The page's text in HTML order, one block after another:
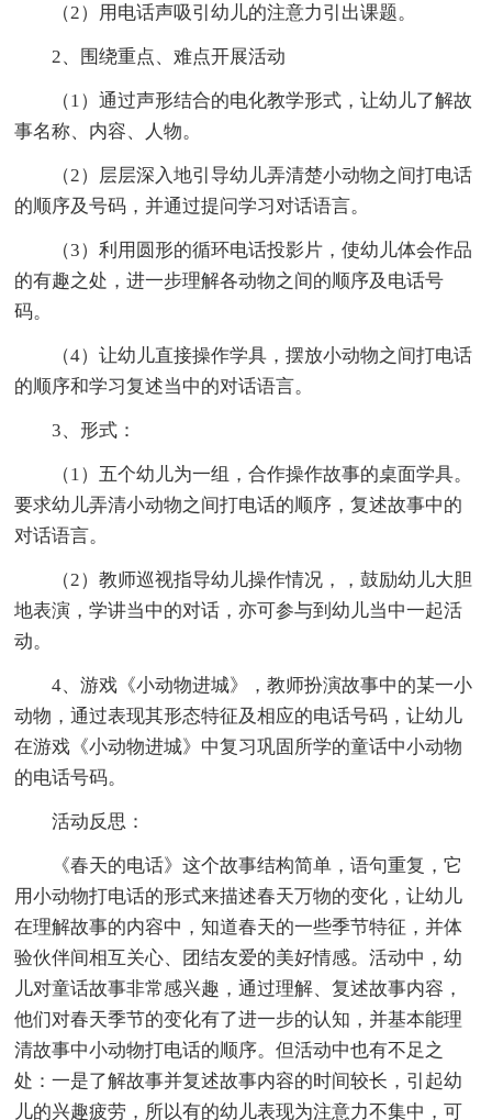
（2）用电话声吸引幼儿的注意力引出课题。
2、围绕重点、难点开展活动
（1）通过声形结合的电化教学形式，让幼儿了解故
事名称、内容、人物。
（2）层层深入地引导幼儿弄清楚小动物之间打电话
的顺序及号码，并通过提问学习对话语言。
（3）利用圆形的循环电话投影片，使幼儿体会作品
的有趣之处，进一步理解各动物之间的顺序及电话号
码。
（4）让幼儿直接操作学具，摆放小动物之间打电话
的顺序和学习复述当中的对话语言。
3、形式：
（1）五个幼儿为一组，合作操作故事的桌面学具。
要求幼儿弄清小动物之间打电话的顺序，复述故事中的
对话语言。
（2）教师巡视指导幼儿操作情况，，鼓励幼儿大胆
地表演，学讲当中的对话，亦可参与到幼儿当中一起活
动。
4、游戏《小动物进城》，教师扮演故事中的某一小
动物，通过表现其形态特征及相应的电话号码，让幼儿
在游戏《小动物进城》中复习巩固所学的童话中小动物
的电话号码。
活动反思：
《春天的电话》这个故事结构简单，语句重复，它
用小动物打电话的形式来描述春天万物的变化，让幼儿
在理解故事的内容中，知道春天的一些季节特征，并体
验伙伴间相互关心、团结友爱的美好情感。活动中，幼
儿对童话故事非常感兴趣，通过理解、复述故事内容，
他们对春天季节的变化有了进一步的认知，并基本能理
清故事中小动物打电话的顺序。但活动中也有不足之
处：一是了解故事并复述故事内容的时间较长，引起幼
儿的兴趣疲劳，所以有的幼儿表现为注意力不集中，可